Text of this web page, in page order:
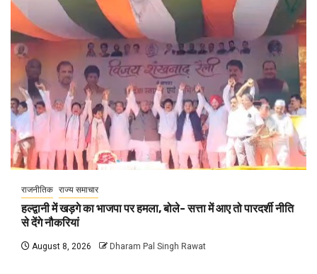
राजनीतिक राज्य समाचार
हल्द्वानी में खड़गे का भाजपा पर हमला, बोले- सत्ता में आए तो पारदर्शी नीति
से देंगे नौकरियां
August 8, 2026 Dharam Pal Singh Rawat